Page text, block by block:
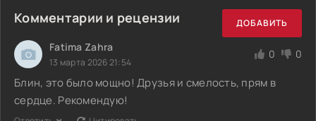
Комментарии и рецензии ДОБАВИТЬ
Fatima Zahra
13 марта 2026 21:54
0 0
Блин, это было мощно! Друзья и смелость, прям в
сердце. Рекомендую!